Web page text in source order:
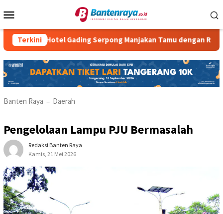
ke
Mobile
Terkini
Hotel Gading Serpong Manjakan Tamu dengan Robot Waiter
Banten Raya – Daerah
Pengelolaan Lampu PJU Bermasalah
Redaksi Banten Raya
Kamis, 21 Mei 2026